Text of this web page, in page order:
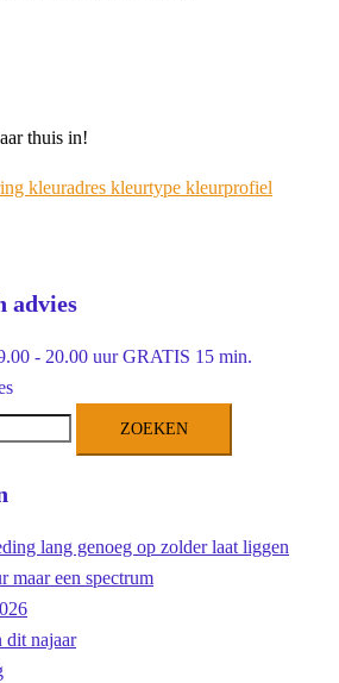
thuis in!
kleuradres kleurtype kleurprofiel
advies
- 20.00 uur GRATIS 15 min.
lang genoeg op zolder laat liggen
maar een spectrum
dit najaar